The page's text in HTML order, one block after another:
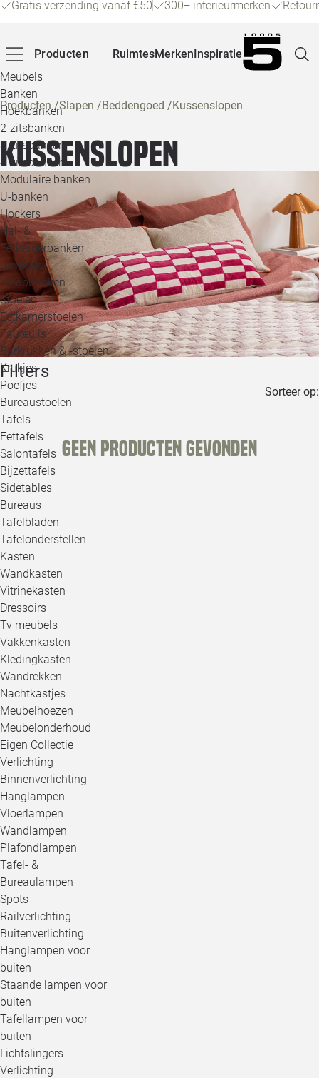
Gratis verzending vanaf €50 300+ interieurmerken
Producten
Meubels
Banken
Hoekbanken
2-zitsbanken
3-zitsbanken
4-zitsbanken
Modulaire banken
U-banken
Hockers
Hal- &
Eetkamerbanken
Daybeds
Slaapbanken
Stoelen
Eetkamerstoelen
Fauteuils
Barkrukken & -stoelen
Krukjes
Poefjes
Bureaustoelen
Tafels
Eettafels
Salontafels
Bijzettafels
Sidetables
Bureaus
Tafelbladen
Tafelonderstellen
Kasten
Wandkasten
Vitrinekasten
Dressoirs
Tv meubels
Vakkenkasten
Kledingkasten
Wandrekken
Nachtkastjes
Meubelhoezen
Meubelonderhoud
Eigen Collectie
Verlichting
Binnenverlichting
Hanglampen
Vloerlampen
Wandlampen
Plafondlampen
Tafel- &
Bureaulampen
Spots
Railverlichting
Buitenverlichting
Hanglampen voor
buiten
Staande lampen voor
buiten
Tafellampen voor
buiten
Lichtslingers
Verlichting
RuimtesMerkenInspiratie
Producten/Slapen /Beddengoed /Kussenslopen
Kussenslopen
Filters
Sorteer op:
Geen producten gevonden